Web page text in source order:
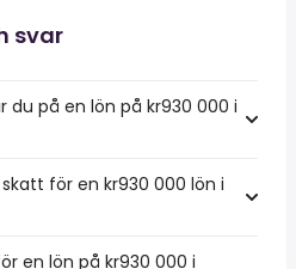
svar
på en lön på kr930 000 i
för en kr930 000 lön i
en lön på kr930 000 i